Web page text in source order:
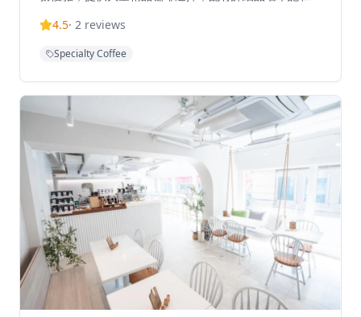
興街階梯上的獨特戶外座位。咖啡廳週末營業時間較長，
認可。
4.5· 2 reviews
Specialty Coffee